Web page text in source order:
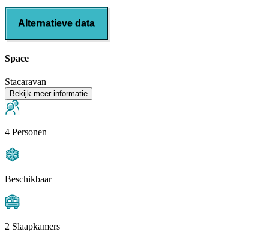
Alternatieve data
Space
Stacaravan
Bekijk meer informatie
4 Personen
Beschikbaar
2 Slaapkamers